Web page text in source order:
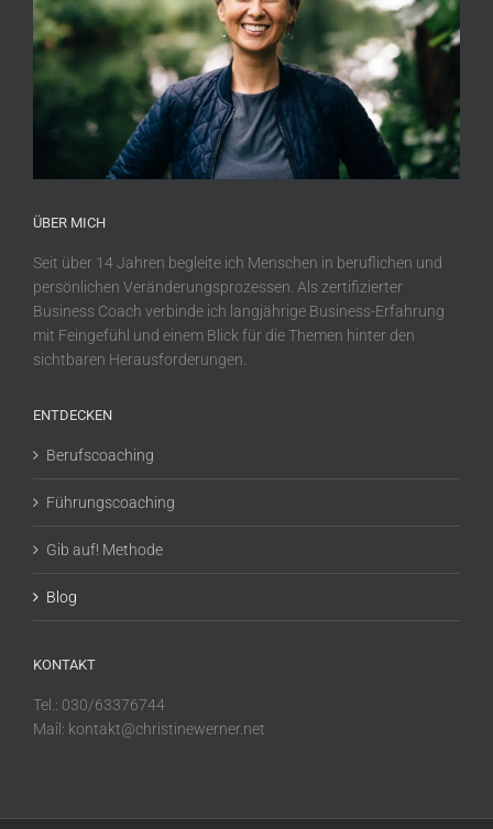
ÜBER MICH
Seit über 14 Jahren begleite ich Menschen in beruflichen und
persönlichen Veränderungsprozessen. Als zertifizierter
Business Coach verbinde ich langjährige Business-Erfahrung
mit Feingefühl und einem Blick für die Themen hinter den
sichtbaren Herausforderungen.
ENTDECKEN
Berufscoaching
Führungscoaching
Gib auf! Methode
Blog
KONTAKT
Tel.: 030/63376744
Mail: kontakt@christinewerner.net